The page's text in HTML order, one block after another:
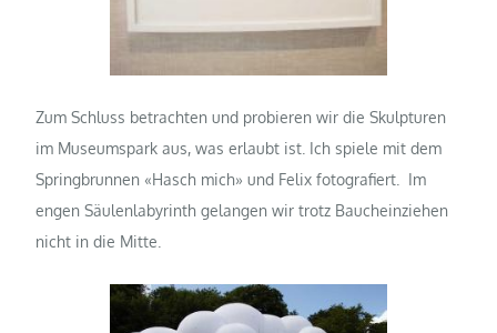
Zum Schluss betrachten und probieren wir die Skulpturen
im Museumspark aus, was erlaubt ist. Ich spiele mit dem
Springbrunnen «Hasch mich» und Felix fotografiert. Im
engen Säulenlabyrinth gelangen wir trotz Baucheinziehen
nicht in die Mitte.